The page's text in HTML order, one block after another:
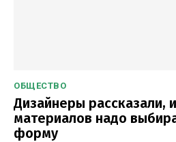
ОБЩЕСТВО
Дизайнеры рассказали,
материалов надо
форму